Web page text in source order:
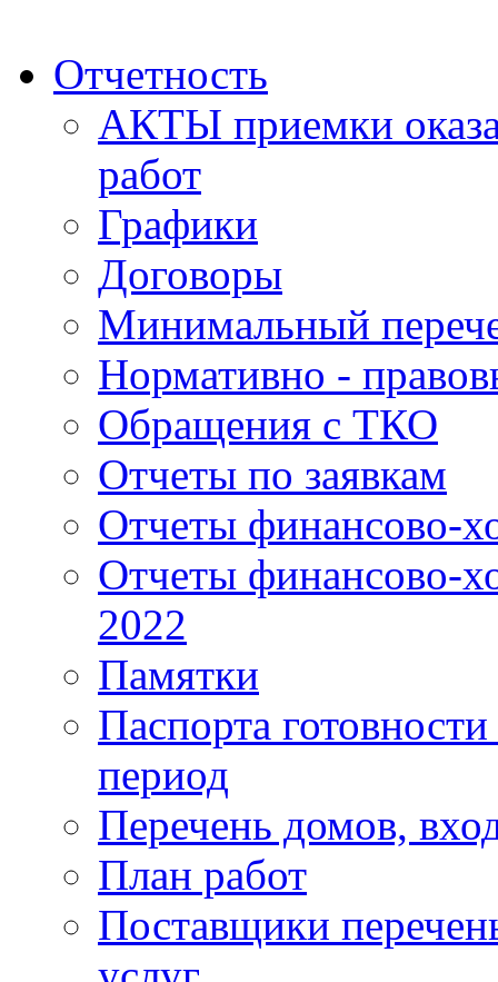
Отчетность
АКТЫ приемки
работ
Графики
Договоры
Минимальный
Нормативно -
Обращения с ТКО
Отчеты по заявкам
Отчеты финансово-
Отчеты финансово-
2022
Памятки
Паспорта
период
Перечень домов,
План работ
Поставщики